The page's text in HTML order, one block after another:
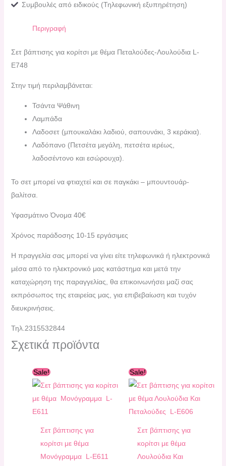
Συμβουλές από ειδικούς (Τηλεφωνική εξυπηρέτηση)
Περιγραφή
Σετ βάπτισης για κορίτσι με θέμα Πεταλούδες-Λουλούδια L-
E748
Στην τιμή περιλαμβάνεται:
Τσάντα Ψάθινη
Λαμπάδα
Λαδοσετ (μπουκαλάκι λαδιού, σαπουνάκι, 3 κεράκια).
Λαδόπανο (Πετσέτα μεγάλη, πετσέτα ιερέως,
λαδοσέντονο και εσώρουχα).
Το σετ μπορεί να φτιαχτεί και σε παγκάκι – μπουντουάρ-
βαλίτσα.
Υφασμάτινο Όνομα 40€
Χρόνος παράδοσης 10-15 εργάσιμες
H πραγγελία σας μπορεί να γίνει είτε τηλεφωνικά ή ηλεκτρονικά
μέσα από το ηλεκτρονικό μας κατάστημα και μετά την
καταχώρηση της παραγγελίας, θα επικοινωνήσει μαζί σας
εκπρόσωπος της εταιρείας μας, για επιβεβαίωση και τυχόν
διευκρινήσεις.
Τηλ.2315532844
Σχετικά προϊόντα
Sale!
Σετ βάπτισης για
κορίτσι με θέμα
Μονόγραμμα L-E611
was:
τιμή
290,00 €.
Sale!
Σετ βάπτισης για
κορίτσι με θέμα
Λουλούδια Και
was:
τιμή
310,00 €.